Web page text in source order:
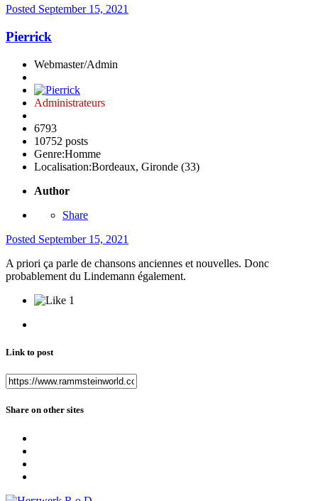
Posted September 15, 2021
Pierrick
Webmaster/Admin
Administrateurs
6793
10752 posts
Genre:Homme
Localisation:Bordeaux, Gironde (33)
Author
Share
Posted September 15, 2021
A priori ça parle de chansons anciennes et nouvelles. Donc
probablement du Lindemann également.
1
Link to post
Share on other sites